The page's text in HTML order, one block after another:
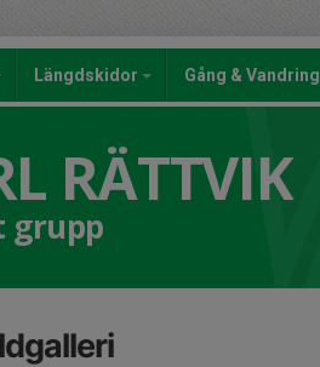
Längdskidor Gång & Vandring
RÄTTVIK
grupp